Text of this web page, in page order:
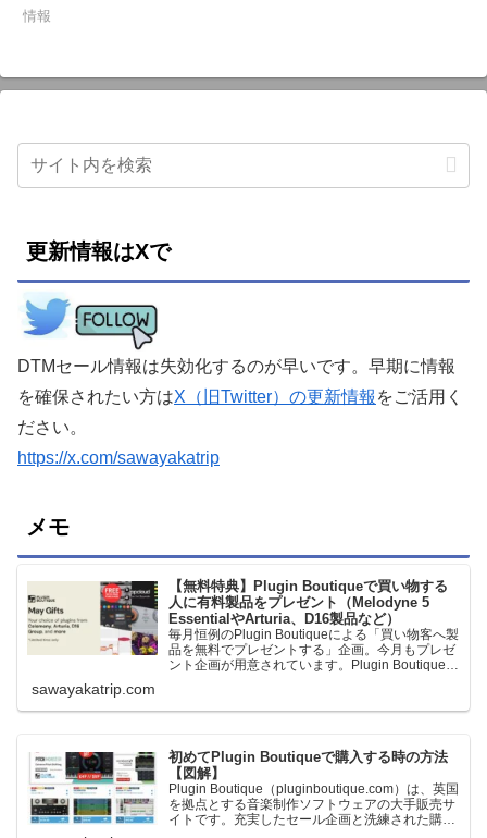
情報
更新情報はXで
DTMセール情報は失効化するのが早いです。早期に情報
を確保されたい方はX（旧Twitter）の更新情報 をご活用く
ださい。
https://x.com/sawayakatrip
メモ
【無料特典】Plugin Boutiqueで買い物する
人に有料製品をプレゼント（Melodyne 5
EssentialやArturia、D16製品など）
毎月恒例のPlugin Boutiqueによる「買い物客へ製
品を無料でプレゼントする」企画。今月もプレゼ
ント企画が用意されています。Plugin Boutiqueで
ます。＊無料配布終了予定日：日本時間：
sawayakatrip.com
初めてPlugin Boutiqueで購入する時の方法
【図解】
Plugin Boutique（pluginboutique.com）は、英国
を拠点とする音楽制作ソフトウェアの大手販売サ
イトです。充実したセール企画と洗練された購入